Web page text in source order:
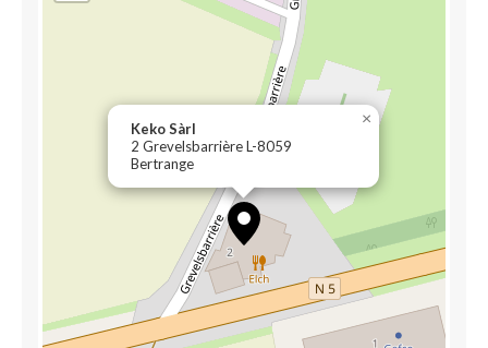
Keko Sàrl
2 Grevelsbarrière L-8059
Bertrange
×